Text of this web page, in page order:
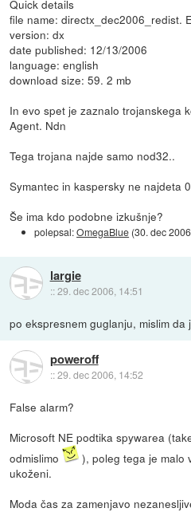
Quick details
file name: directx_dec2006_redist.
version: dx
date published: 12/13/2006
language: english
download size: 59. 2 mb
In evo spet je zaznalo trojanskega
Agent. Ndn
Tega trojana najde samo nod32..
Symantec in kaspersky ne najdeta 0
Še ima kdo podobne izkušnje?
polepsal:OmegaBlue (30. dec
largie
::29. dec 2006, 14:51
po ekspresnem guglanju, mislim
poweroff
::29. dec 2006, 14:52
False alarm?
Microsoft NE podtika spywarea
odmislimo
), poleg tega je malo
ukoženi.
Moda čas za zamenjavo